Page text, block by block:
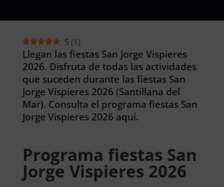
5 (1)
Llegan las fiestas San Jorge Vispieres
2026. Disfruta de todas las actividades
que suceden durante las fiestas San
Jorge Vispieres 2026 (Santillana del
Mar). Consulta el programa fiestas San
Jorge Vispieres 2026 aquí.
Programa fiestas San
Jorge Vispieres 2026